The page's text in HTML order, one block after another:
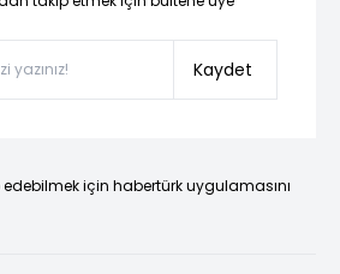
Kaydet
için habertürk uygulamasını